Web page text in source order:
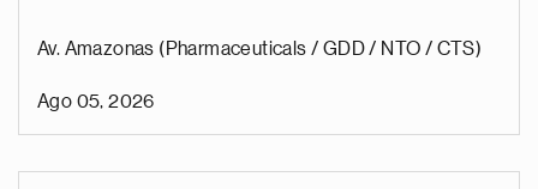
Av. Amazonas (Pharmaceuticals / GDD / NTO / CTS)
Ago 05, 2026